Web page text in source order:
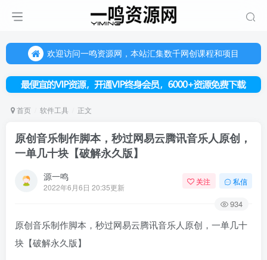
欢迎访问一鸣资源网，本站汇集数千网创课程和项目
欢迎访问一鸣资源网，本站汇集数千网创课程和项目
首页 软件工具 正文
原创音乐制作脚本，秒过网易云腾讯音乐人原创，
一单几十块【破解永久版】
源一鸣
2022年6月6日 20:35更新
关注 私信
934
原创音乐制作脚本，秒过网易云腾讯音乐人原创，一单几十
块【破解永久版】